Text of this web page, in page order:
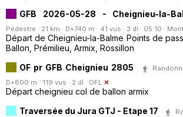
GFB 2026-05-28 - Cheignieu-la-
Pédestre · 21 km · D+740 m · 41 vus · 3 dl · 05:10 ·
Départ de Cheignieu-la-Balme Points de
Ballon, Prémilieu, Armix, Rossillon
OF pr GFB Cheignieu 2805
D+800 m · 119 vus · 2 dl · OFL
Départ cheignieu col de ballon armix
Traversée du Jura GTJ - Etape 17